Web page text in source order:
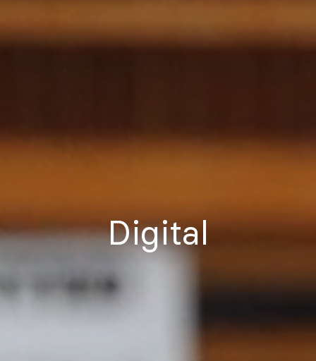
Digital